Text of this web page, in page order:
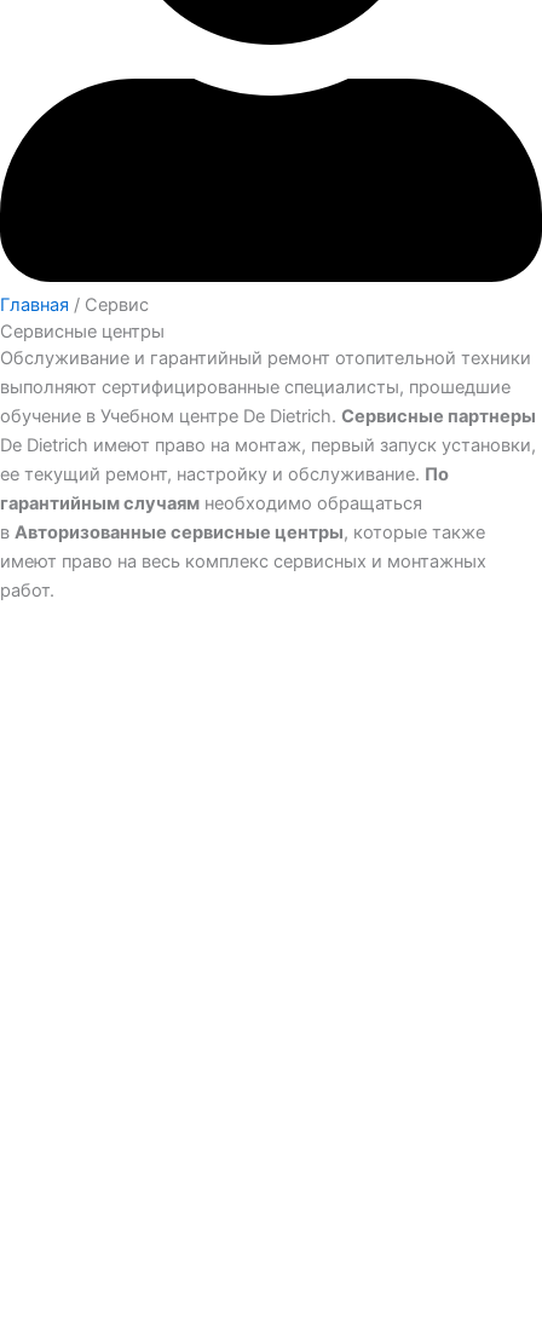
Главная / Сервис
Сервисные центры
Обслуживание и гарантийный ремонт отопительной техники
выполняют сертифицированные специалисты, прошедшие
обучение в Учебном центре De Dietrich. Сервисные партнеры
De Dietrich имеют право на монтаж, первый запуск установки,
ее текущий ремонт, настройку и обслуживание. По
гарантийным случаям необходимо обращаться
в Авторизованные сервисные центры, которые также
имеют право на весь комплекс сервисных и монтажных
работ.